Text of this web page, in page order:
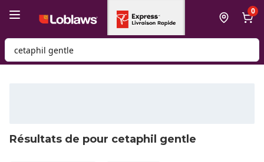
0
Rechercher des produits
Résultats de pour cetaphil gentle